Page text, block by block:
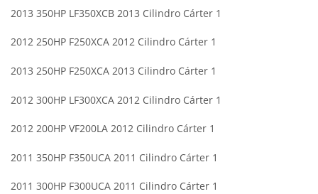
2013 350HP LF350XCB 2013 Cilindro Cárter 1
2012 250HP F250XCA 2012 Cilindro Cárter 1
2013 250HP F250XCA 2013 Cilindro Cárter 1
2012 300HP LF300XCA 2012 Cilindro Cárter 1
2012 200HP VF200LA 2012 Cilindro Cárter 1
2011 350HP F350UCA 2011 Cilindro Cárter 1
2011 300HP F300UCA 2011 Cilindro Cárter 1